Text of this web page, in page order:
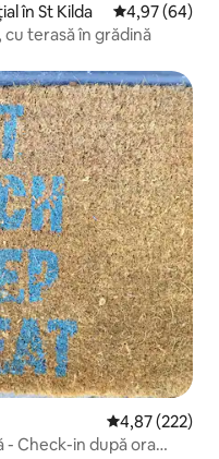
în St Kilda Scor mediu
4,97 (64)
terasă în grădină
Scor mediu de
4,87 (222)
- Check-in după ora